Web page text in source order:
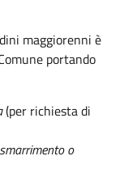
maggiorenni è
portando
(per richiesta di
o